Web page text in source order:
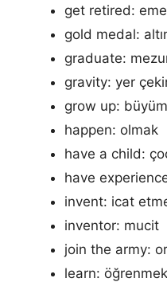
get retired:
gold medal:
graduate:
gravity: yer
grow up:
happen: olmak
have a child:
have
invent: icat
inventor: mucit
join the army:
learn: öğrenmek